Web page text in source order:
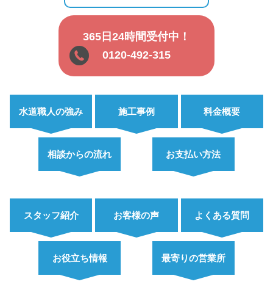
365日24時間受付中！
0120-492-315
水道職人の強み 施工事例 料金概要
相談からの流れ お支払い方法
スタッフ紹介 お客様の声 よくある質問
お役立ち情報 最寄りの営業所